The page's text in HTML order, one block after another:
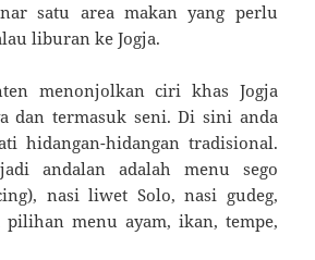
satu area makan yang perlu
liburan ke Jogja.
menonjolkan ciri khas Jogja
dan termasuk seni. Di sini anda
hidangan-hidangan tradisional.
andalan adalah menu sego
nasi liwet Solo, nasi gudeg,
pilihan menu ayam, ikan, tempe,